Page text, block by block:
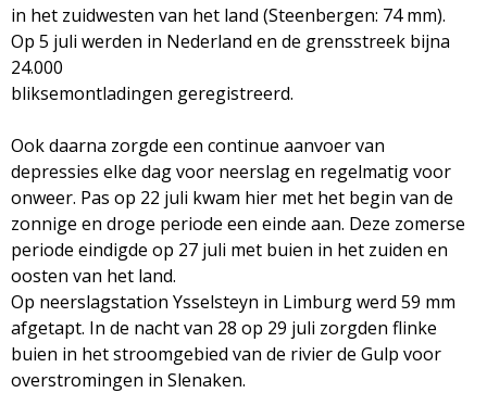
in het zuidwesten van het land (Steenbergen: 74 mm).
Op 5 juli werden in Nederland en de grensstreek bijna
24.000
bliksemontladingen geregistreerd.
Ook daarna zorgde een continue aanvoer van
depressies elke dag voor neerslag en regelmatig voor
onweer. Pas op 22 juli kwam hier met het begin van de
zonnige en droge periode een einde aan. Deze zomerse
periode eindigde op 27 juli met buien in het zuiden en
oosten van het land.
Op neerslagstation Ysselsteyn in Limburg werd 59 mm
afgetapt. In de nacht van 28 op 29 juli zorgden flinke
buien in het stroomgebied van de rivier de Gulp voor
overstromingen in Slenaken.